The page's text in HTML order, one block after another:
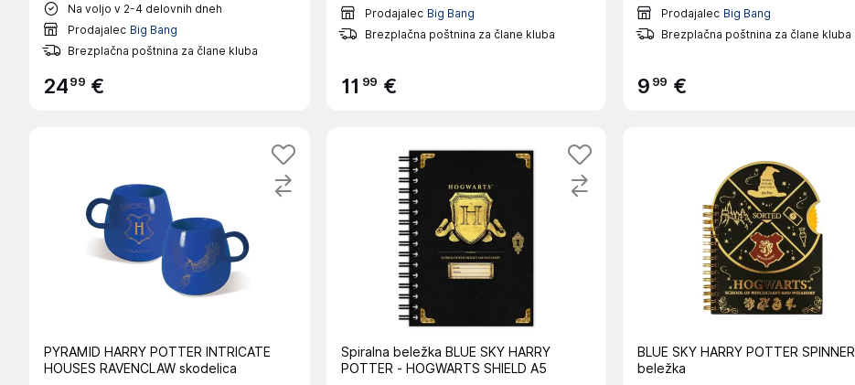
Na voljo v 2-4 delovnih dneh
Prodajalec Big Bang
Brezplačna poštnina za člane kluba
2499 €
Prodajalec Big Bang
Brezplačna poštnina za člane kluba
11 99 €
Prodajalec Big Bang
Brezplačna poštnina za člane kluba
9 99 €
PYRAMID HARRY POTTER INTRICATE
HOUSES RAVENCLAW skodelica
Spiralna beležka BLUE SKY HARRY
POTTER - HOGWARTS SHIELD A5
BLUE SKY HARRY POTTER SPINNER
beležka